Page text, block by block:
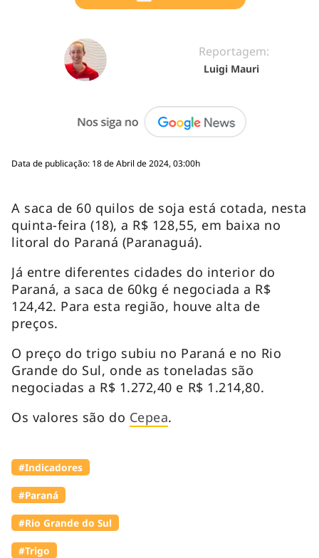
Reportagem:
Luigi Mauri
Data de publicação: 18 de Abril de 2024, 03:00h
A saca de 60 quilos de soja está cotada, nesta
quinta-feira (18), a R$ 128,55, em baixa no
litoral do Paraná (Paranaguá).
Já entre diferentes cidades do interior do
Paraná, a saca de 60kg é negociada a R$
124,42. Para esta região, houve alta de
preços.
O preço do trigo subiu no Paraná e no Rio
Grande do Sul, onde as toneladas são
negociadas a R$ 1.272,40 e R$ 1.214,80.
Os valores são do Cepea.
#Indicadores
#Paraná
#Rio Grande do Sul
#Trigo